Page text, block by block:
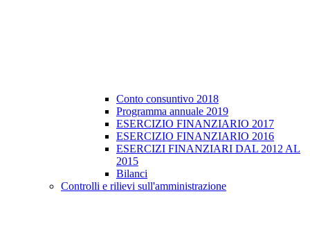
Conto consuntivo 2018
Programma annuale 2019
ESERCIZIO FINANZIARIO 2017
ESERCIZIO FINANZIARIO 2016
ESERCIZI FINANZIARI DAL 2012 AL
2015
Bilanci
Controlli e rilievi sull'amministrazione